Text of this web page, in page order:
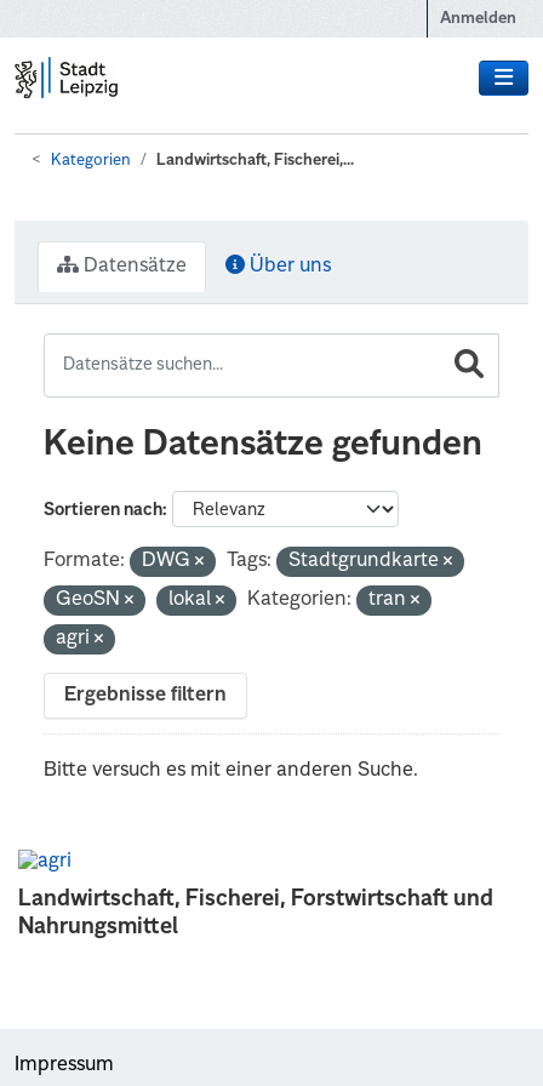
Anmelden
Kategorien Landwirtschaft, Fischerei,...
Landwirtschaft, Fischerei, Forstwirtschaft und
Nahrungsmittel
Datensätze Über uns
Keine Datensätze gefunden
Sortieren nach
Formate: DWG Tags:
Stadtgrundkarte
GeoSN
lokal Kategorien:
tran
agri
Ergebnisse filtern
Bitte versuch es mit einer anderen Suche.
Impressum